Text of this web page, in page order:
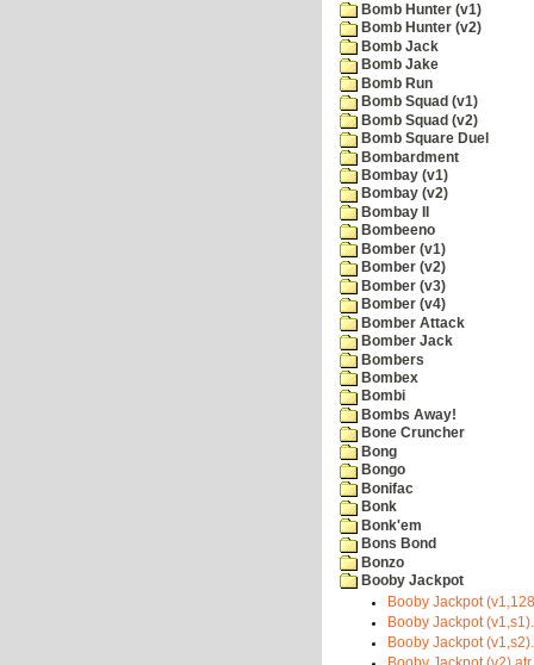
Bomb Hunter (v1)
Bomb Hunter (v2)
Bomb Jack
Bomb Jake
Bomb Run
Bomb Squad (v1)
Bomb Squad (v2)
Bomb Square Duel
Bombardment
Bombay (v1)
Bombay (v2)
Bombay II
Bombeeno
Bomber (v1)
Bomber (v2)
Bomber (v3)
Bomber (v4)
Bomber Attack
Bomber Jack
Bombers
Bombex
Bombi
Bombs Away!
Bone Cruncher
Bong
Bongo
Bonifac
Bonk
Bonk'em
Bons Bond
Bonzo
Booby Jackpot
Booby Jackpot
Booby Jackpot
Booby Jackpot